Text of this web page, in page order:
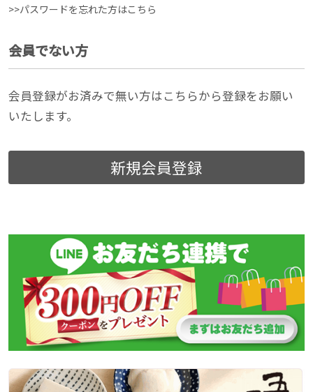
>>パスワードを忘れた方はこちら
会員でない方
会員登録がお済みで無い方はこちらから登録をお願い
いたします。
新規会員登録